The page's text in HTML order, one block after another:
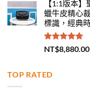
【1:1版本
蠟牛皮精心
標識，經典
評分 5.00
滿分 5
NT$8,880.00
TOP RATED